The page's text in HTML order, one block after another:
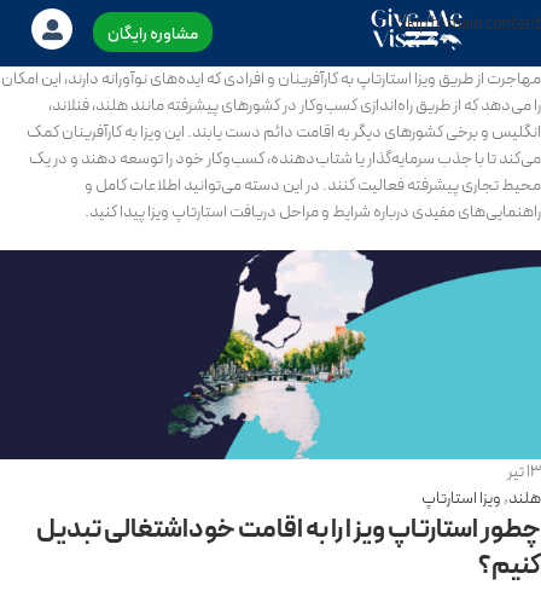
Skip to main content
مشاوره رایگان
مهاجرت از طریق ویزا استارتاپ به کارآفرینان و افرادی که ایده‌های نوآورانه دارند، این امکان
را می‌دهد که از طریق راه‌اندازی کسب‌وکار در کشورهای پیشرفته مانند هلند، فنلاند،
انگلیس و برخی کشورهای دیگر به اقامت دائم دست یابند. این ویزا به کارآفرینان کمک
می‌کند تا با جذب سرمایه‌گذار یا شتاب‌دهنده، کسب‌وکار خود را توسعه دهند و در یک
محیط تجاری پیشرفته فعالیت کنند. در این دسته می‌توانید اطلاعات کامل و
راهنمایی‌های مفیدی درباره شرایط و مراحل دریافت استارتاپ ویزا پیدا کنید.
13تیر
هلند,ویزا استارتاپ
چطور استارتاپ ویزا را به اقامت خوداشتغالی تبدیل
کنیم؟